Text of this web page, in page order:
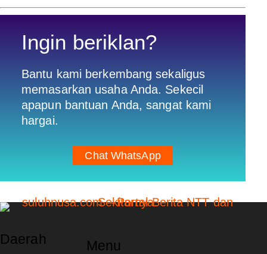
Ingin beriklan?
Bantu kami berkembang sekaligus
memasarkan usaha Anda. Sekecil
apapun bantuan Anda, sangat kami
hargai.
Chat WhatsApp
Daerah Menu